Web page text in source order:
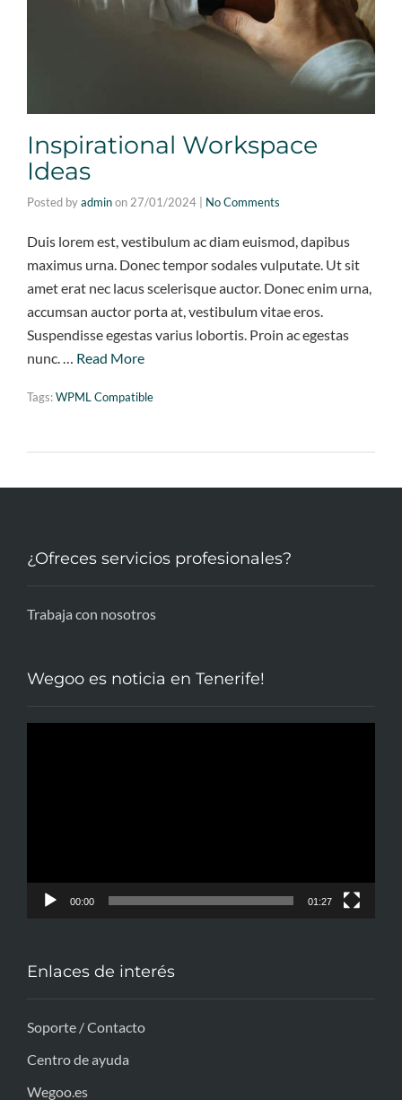
Inspirational Workspace
Ideas
Posted byadminon 27/01/2024 No Comments
Duis lorem est, vestibulum ac diam euismod, dapibus
maximus urna. Donec tempor sodales vulputate. Ut sit
amet erat nec lacus scelerisque auctor. Donec enim urna,
accumsan auctor porta at, vestibulum vitae eros.
Suspendisse egestas varius lobortis. Proin ac egestas
nunc. … Read More
Tags:WPML Compatible
¿Ofreces servicios profesionales?
Trabaja con nosotros
Wegoo es noticia en Tenerife!
00:00 01:27
Enlaces de interés
Soporte / Contacto
Centro de ayuda
Wegoo.es